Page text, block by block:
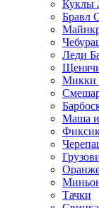
Куклы
Бравл
Леди
Микки
Маша и
Тачки